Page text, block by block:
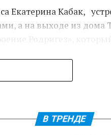
Екатерина Кабак,
а на выходе из дома
только проснулся,
привлекал
В ТРЕНДЕ